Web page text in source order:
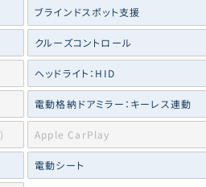
ブラインドスポット支援
クルーズコントロール
ヘッドライト：HID
電動格納ドアミラー：キーレス連動
Apple CarPlay
電動シート